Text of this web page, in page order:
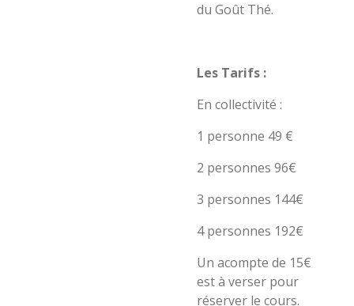
du Goût Thé.
Les Tarifs :
En collectivité :
1 personne 49 €
2 personnes 96€
3 personnes 144€
4 personnes 192€
Un acompte de 15€
est à verser pour
réserver le cours.